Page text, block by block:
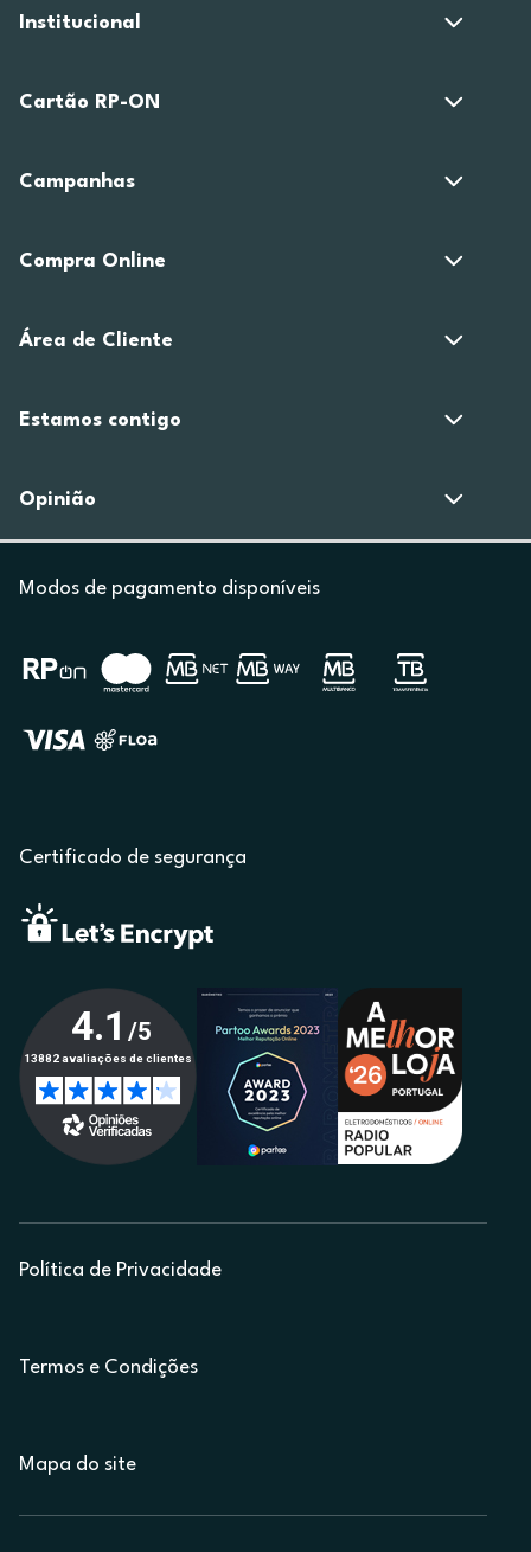
Institucional
Cartão RP-ON
Campanhas
Compra Online
Área de Cliente
Estamos contigo
Opinião
Modos de pagamento disponíveis
Certificado de segurança
Política de Privacidade
Termos e Condições
Mapa do site